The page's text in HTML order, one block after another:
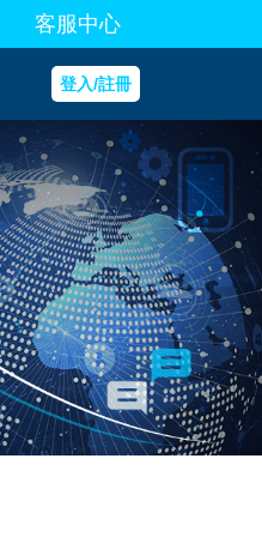
客服中心
登入/註冊